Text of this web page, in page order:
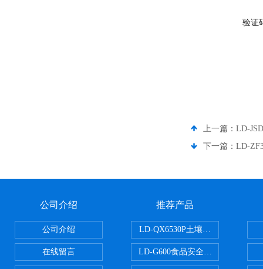
验证
上一篇： LD-
下一篇： LD-
公司介绍
公司介绍
在线留言
推荐产品
LD-QX6530P土壤氧化还原电位检
LD-G600食品安全检测仪